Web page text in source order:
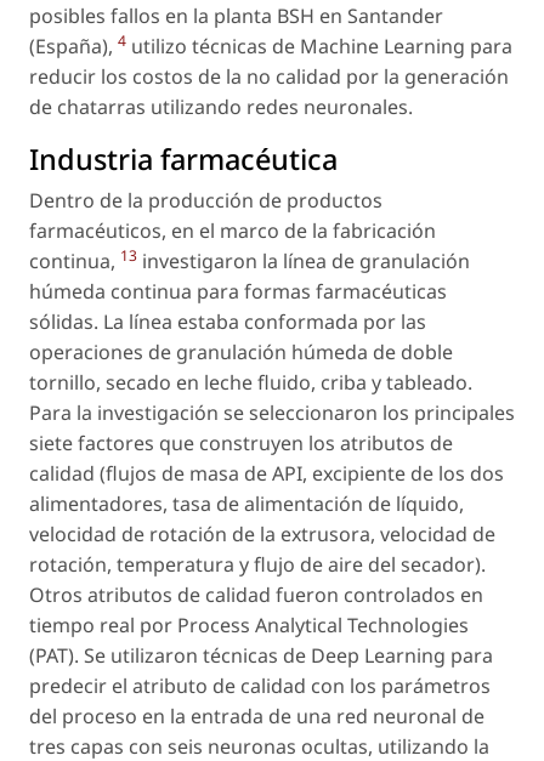
posibles fallos en la planta BSH en Santander
(España), 4 utilizo técnicas de Machine Learning para
reducir los costos de la no calidad por la generación
de chatarras utilizando redes neuronales.
Industria farmacéutica
Dentro de la producción de productos
farmacéuticos, en el marco de la fabricación
continua, 13 investigaron la línea de granulación
húmeda continua para formas farmacéuticas
sólidas. La línea estaba conformada por las
operaciones de granulación húmeda de doble
tornillo, secado en leche fluido, criba y tableado.
Para la investigación se seleccionaron los principales
siete factores que construyen los atributos de
calidad (flujos de masa de API, excipiente de los dos
alimentadores, tasa de alimentación de líquido,
velocidad de rotación de la extrusora, velocidad de
rotación, temperatura y flujo de aire del secador).
Otros atributos de calidad fueron controlados en
tiempo real por Process Analytical Technologies
(PAT). Se utilizaron técnicas de Deep Learning para
predecir el atributo de calidad con los parámetros
del proceso en la entrada de una red neuronal de
tres capas con seis neuronas ocultas, utilizando la